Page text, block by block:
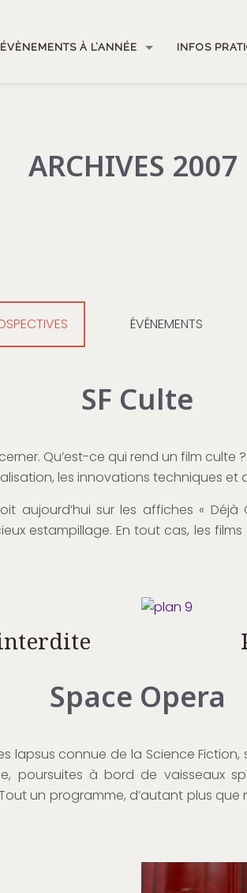
ÉVÈNEMENTS À L’ANNÉE INFOS
ARCHIVES 2007
ÉVÉNEMENTS
SF Culte
Qu’est-ce qui rend un film culte
les innovations techniques
aujourd’hui sur les affiches «
estampillage. En tout cas, les
Space Opera
lapsus connue de la Science
poursuites à bord de vaisseaux
un programme, d’autant plus